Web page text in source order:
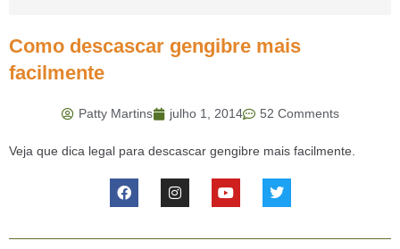
Como descascar gengibre mais
facilmente
Patty Martins julho 1, 2014 52 Comments
Veja que dica legal para descascar gengibre mais facilmente.